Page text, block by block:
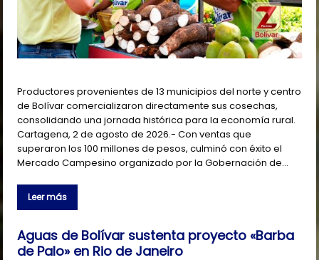
Productores provenientes de 13 municipios del norte y centro
de Bolívar comercializaron directamente sus cosechas,
consolidando una jornada histórica para la economía rural.
Cartagena, 2 de agosto de 2026.- Con ventas que
superaron los 100 millones de pesos, culminó con éxito el
Mercado Campesino organizado por la Gobernación de…
Leer más
Aguas de Bolívar sustenta proyecto «Barba
de Palo» en Rio de Janeiro